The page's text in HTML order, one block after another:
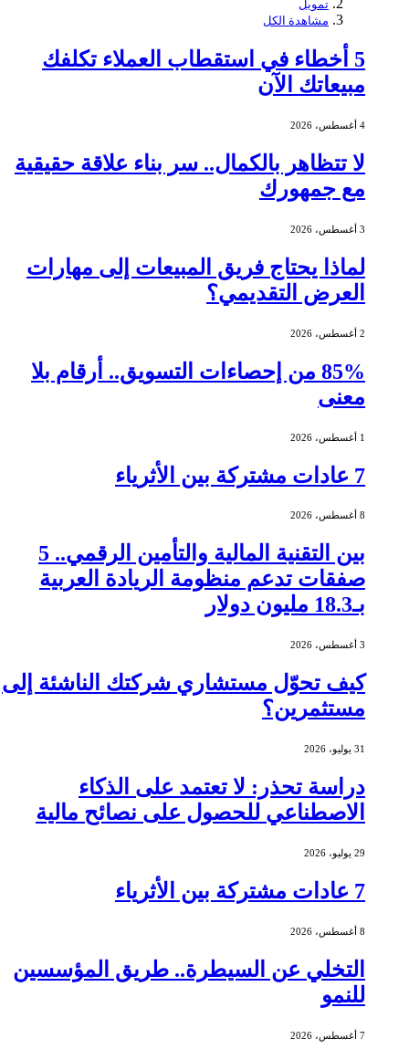
تمويل
مشاهدة الكل
5 أخطاء في استقطاب العملاء تكلفك
مبيعاتك الآن
4 أغسطس، 2026
لا تتظاهر بالكمال.. سر بناء علاقة حقيقية
مع جمهورك
3 أغسطس، 2026
لماذا يحتاج فريق المبيعات إلى مهارات
العرض التقديمي؟
2 أغسطس، 2026
85% من إحصاءات التسويق.. أرقام بلا
معنى
1 أغسطس، 2026
7 عادات مشتركة بين الأثرياء
8 أغسطس، 2026
بين التقنية المالية والتأمين الرقمي.. 5
صفقات تدعم منظومة الريادة العربية
بـ18.3 مليون دولار
3 أغسطس، 2026
كيف تحوّل مستشاري شركتك الناشئة إلى
مستثمرين؟
31 يوليو، 2026
دراسة تحذر: لا تعتمد على الذكاء
الاصطناعي للحصول على نصائح مالية
29 يوليو، 2026
7 عادات مشتركة بين الأثرياء
8 أغسطس، 2026
التخلي عن السيطرة.. طريق المؤسسين
للنمو
7 أغسطس، 2026